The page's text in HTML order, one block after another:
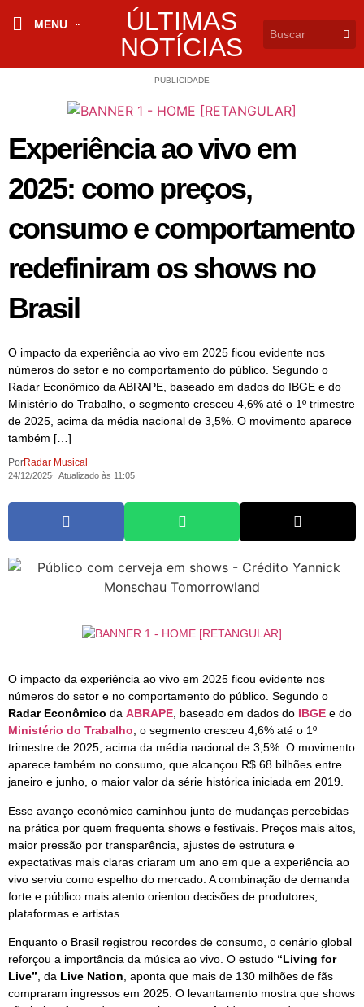
MENU
ÚLTIMAS
NOTÍCIAS
PUBLICIDADE
Experiência ao vivo em
2025: como preços,
consumo e comportamento
redefiniram os shows no
Brasil
O impacto da experiência ao vivo em 2025 ficou evidente nos
números do setor e no comportamento do público. Segundo o
Radar Econômico da ABRAPE, baseado em dados do IBGE e do
Ministério do Trabalho, o segmento cresceu 4,6% até o 1º trimestre
de 2025, acima da média nacional de 3,5%. O movimento aparece
também […]
PorRadar Musical
24/12/2025 Atualizado às 11:05
O impacto da experiência ao vivo em 2025 ficou evidente nos
números do setor e no comportamento do público. Segundo o
Radar Econômico da ABRAPE , baseado em dados do IBGE e do
Ministério do Trabalho , o segmento cresceu 4,6% até o 1º
trimestre de 2025, acima da média nacional de 3,5%. O movimento
aparece também no consumo, que alcançou R$ 68 bilhões entre
janeiro e junho, o maior valor da série histórica iniciada em 2019.
Esse avanço econômico caminhou junto de mudanças percebidas
na prática por quem frequenta shows e festivais. Preços mais altos,
maior pressão por transparência, ajustes de estrutura e
expectativas mais claras criaram um ano em que a experiência ao
vivo serviu como espelho do mercado. A combinação de demanda
forte e público mais atento orientou decisões de produtores,
plataformas e artistas.
Enquanto o Brasil registrou recordes de consumo, o cenário global
reforçou a importância da música ao vivo. O estudo “Living for
Live” , da Live Nation , aponta que mais de 130 milhões de fãs
compraram ingressos em 2025. O levantamento mostra que shows